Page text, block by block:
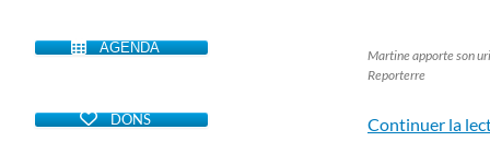
Martine apporte son
Reporterre
Continuer la
AGENDA
DONS